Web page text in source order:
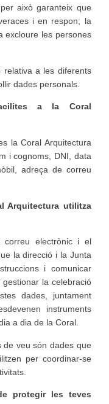
això garanteix que
i en respon; la
excloure les persones
relativa a les diferents
dades personals.
a la Coral
la Coral Arquitectura
i cognoms, DNI, data
adreça de correu
Arquitectura utilitza
correu electrònic i el
la direcció i la Junta
i comunicar
la celebració
dades, juntament
instruments
a dia de la Coral.
de veu són dades que
per coordinar-se
protegir les teves